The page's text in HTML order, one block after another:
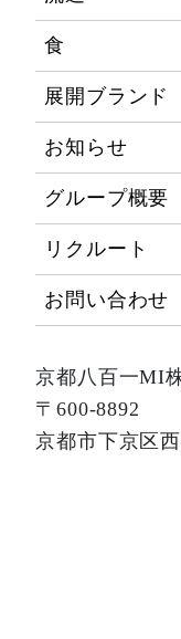
食
展開ブランド
お知らせ
グループ概要
リクルート
お問い合わせ
京都八百一MI
〒600-8892
京都市下京区